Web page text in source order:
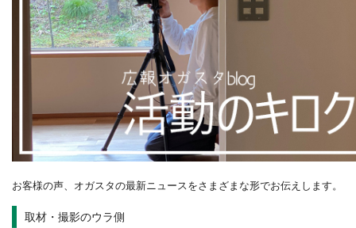
お客様の声、オガスタの最新ニュースをさまざまな形でお伝えします。
取材・撮影のウラ側